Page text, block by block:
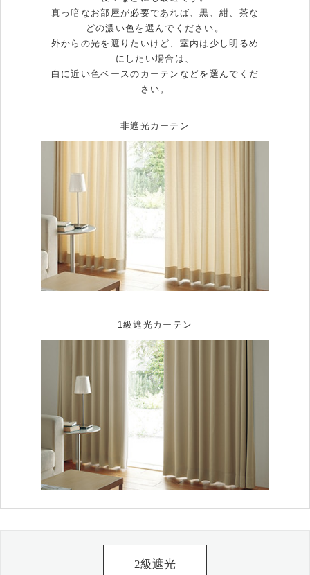
真っ暗なお部屋が必要であれば、黒、紺、茶な
どの濃い色を選んでください。
外からの光を遮りたいけど、室内は少し明るめ
にしたい場合は、
白に近い色ベースのカーテンなどを選んでくだ
さい。
非遮光カーテン
1級遮光カーテン
2級遮光